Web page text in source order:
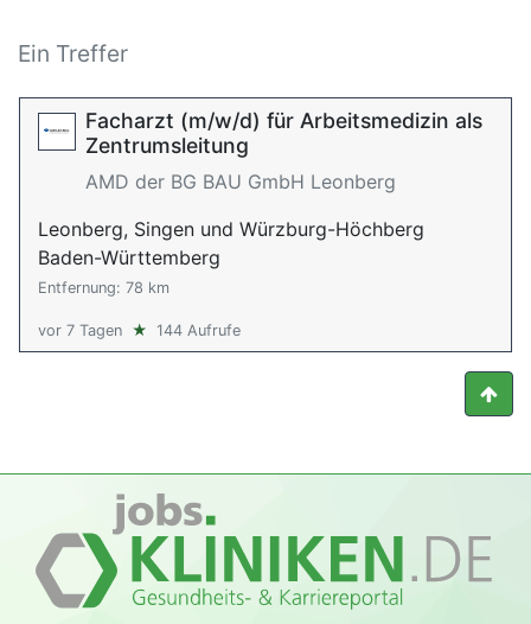
Ein Treffer
Facharzt (m/w/d) für Arbeitsmedizin als
Zentrumsleitung
AMD der BG BAU GmbH Leonberg
Leonberg, Singen und Würzburg-Höchberg
Baden-Württemberg
Entfernung: 78 km
vor 7 Tagen ★ 144 Aufrufe